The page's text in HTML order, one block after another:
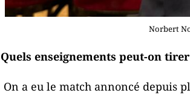
Norbert
Quels enseignements peut-on
On a eu le match annoncé depuis